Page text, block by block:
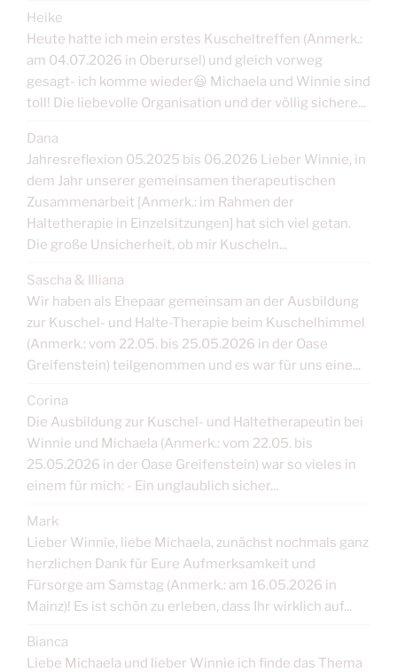
Heike
Heute hatte ich mein erstes Kuscheltreffen (Anmerk.:
am 04.07.2026 in Oberursel) und gleich vorweg
gesagt- ich komme wieder😃 Michaela und Winnie sind
toll! Die liebevolle Organisation und der völlig sichere...
Dana
Jahresreflexion 05.2025 bis 06.2026 Lieber Winnie, in
dem Jahr unserer gemeinsamen therapeutischen
Zusammenarbeit [Anmerk.: im Rahmen der
Haltetherapie in Einzelsitzungen] hat sich viel getan.
Die große Unsicherheit, ob mir Kuscheln...
Sascha & Illiana
Wir haben als Ehepaar gemeinsam an der Ausbildung
zur Kuschel- und Halte-Therapie beim Kuschelhimmel
(Anmerk.: vom 22.05. bis 25.05.2026 in der Oase
Greifenstein) teilgenommen und es war für uns eine...
Corina
Die Ausbildung zur Kuschel- und Haltetherapeutin bei
Winnie und Michaela (Anmerk.: vom 22.05. bis
25.05.2026 in der Oase Greifenstein) war so vieles in
einem für mich: - Ein unglaublich sicher...
Mark
Lieber Winnie, liebe Michaela, zunächst nochmals ganz
herzlichen Dank für Eure Aufmerksamkeit und
Fürsorge am Samstag (Anmerk.: am 16.05.2026 in
Mainz)! Es ist schön zu erleben, dass Ihr wirklich auf...
Bianca
Liebe Michaela und lieber Winnie ich finde das Thema